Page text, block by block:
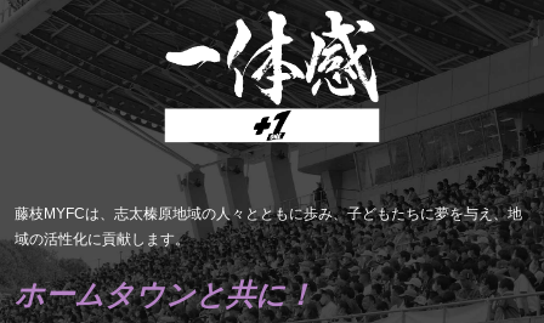
藤枝MYFCは、志太榛原地域の人々とともに歩み、子どもたちに夢を与え、地
域の活性化に貢献します。
ホームタウンと共に！